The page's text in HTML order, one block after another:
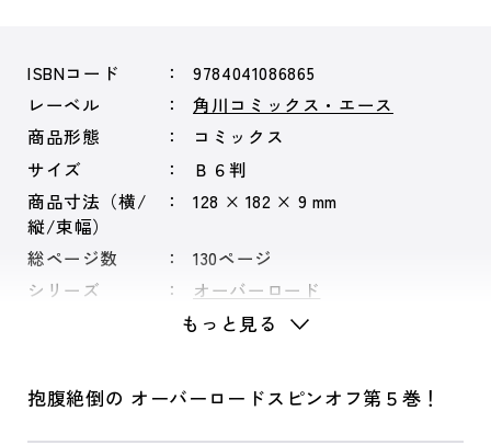
ISBNコード
9784041086865
レーベル
角川コミックス・エース
商品形態
コミックス
サイズ
Ｂ６判
商品寸法（横/
縦/束幅）
128 × 182 × 9 mm
総ページ数
130ページ
シリーズ
オーバーロード
もっと見る
抱腹絶倒の オーバーロードスピンオフ第５巻！